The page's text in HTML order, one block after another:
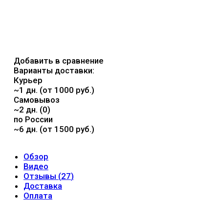
Добавить в сравнение
Варианты доставки:
Курьер
~1 дн. (от 1000 руб.)
Самовывоз
~2 дн. (0)
по России
~6 дн. (от 1500 руб.)
Обзор
Видео
Отзывы (27)
Доставка
Оплата